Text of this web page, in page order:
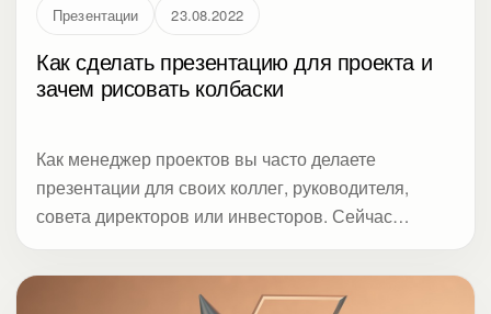
Презентации 23.08.2022
Как сделать презентацию для проекта и
зачем рисовать колбаски
Как менеджер проектов вы часто делаете
презентации для своих коллег, руководителя,
совета директоров или инвесторов. Сейчас
гибким методологиям. Поэтому важно не
количество слайдов, а выводы по теме. Вместо